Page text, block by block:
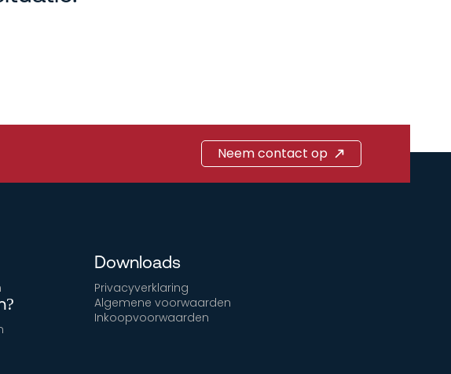
Neem contact op
Downloads
Privacyverklaring
Algemene voorwaarden
Inkoopvoorwaarden